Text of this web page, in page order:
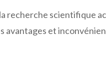
recherche scientifique
avantages et